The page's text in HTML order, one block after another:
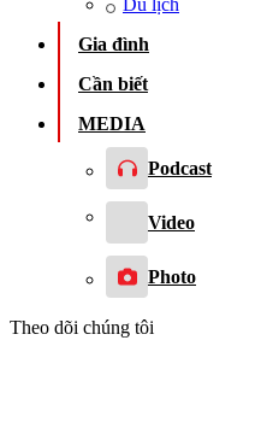
Du lịch
Gia đình
Cần biết
MEDIA
Podcast
Video
Photo
Theo dõi chúng tôi